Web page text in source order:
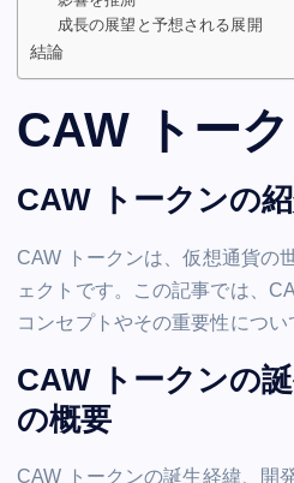
成長の展望と予想される展開
結論
CAW トー
CAW トークンの
CAW トークンは、仮想通貨の
ェクトです。この記事では、
コンセプトやその重要性につい
CAW トークンの
の概要
CAW トークンの誕生経緯、開